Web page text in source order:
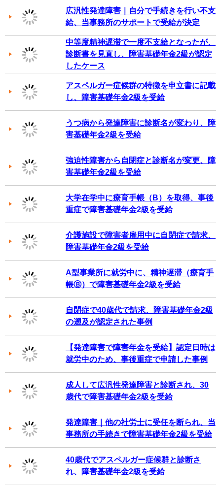
広汎性発達障害｜自分で手続きを行い不支
給、当事務所のサポートで受給が決定
中等度精神遅滞で一度不支給となったが、
診断書を見直し、障害基礎年金2級が認定
したケース
アスペルガー症候群の特徴を申立書に記載
し、障害基礎年金2級を受給
うつ病から発達障害に診断名が変わり、障
害基礎年金2級を受給
強迫性障害から自閉症と診断名が変更、障
害基礎年金2級を受給
大学在学中に療育手帳（B）を取得、事後
重症で障害基礎年金2級を受給
介護施設で障害者雇用中に自閉症で請求、
障害基礎年金2級を受給
A型事業所に就労中に、精神遅滞（療育手
帳Ⓑ）で障害基礎年金2級を受給
自閉症で40歳代で請求、障害基礎年金2級
の遡及が認定された事例
【発達障害で障害年金を受給】認定日時は
就労中のため、事後重症で申請した事例
成人して広汎性発達障害と診断され、30
歳代で障害基礎年金2級を受給
発達障害｜他の社労士に受任を断られ、当
事務所の手続きで障害基礎年金2級を受給
40歳代でアスペルガー症候群と診断さ
れ、障害基礎年金2級を受給